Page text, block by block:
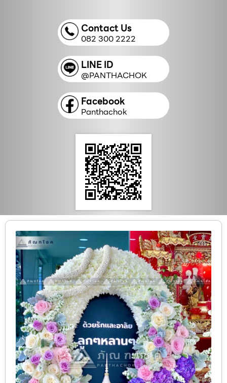
Contact Us
082 300 2222
LINE ID
@PANTHACHOK
Facebook
Panthachok